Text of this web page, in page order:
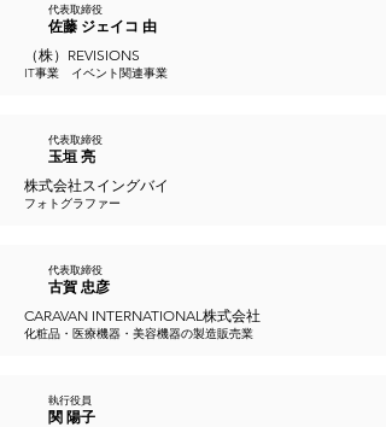
代表取締役
佐藤 ジェイコ 由
（株）REVISIONS
IT事業 イベント関連事業
代表取締役
玉垣 亮
株式会社スイングバイ
フォトグラファー
代表取締役
古賀 忠彦
CARAVAN INTERNATIONAL株式会社
化粧品・医療機器・美容機器の製造販売業
執行役員
関 陽子